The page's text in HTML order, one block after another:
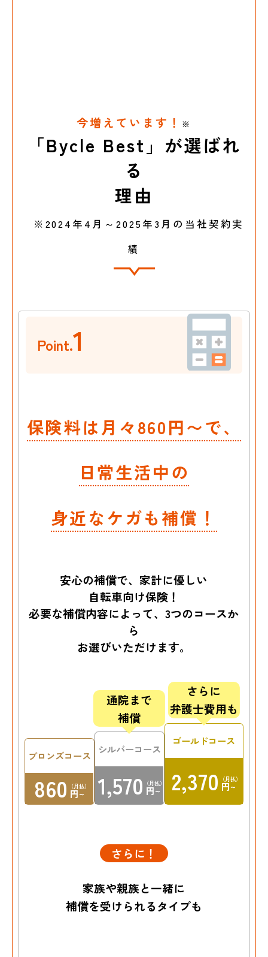
今増えています！ ※
「Bycle Best」が選ばれ
る
理由
※2024年4月～2025年3月の当社契約実
績
Point.1
保険料は月々860円〜で、
日常生活中の
身近なケガも補償！
安心の補償で、家計に優しい
自転車向け保険！
必要な補償内容によって、3つのコースか
ら
お選びいただけます。
ブロンズコース
860 円~
（月払）
通院まで
補償
シルバーコース
1,570 円~
（月払）
さらに
弁護士費用も
ゴールドコース
2,370 円~
（月払）
さらに！
家族や親族と一緒に
補償を受けられるタイプも